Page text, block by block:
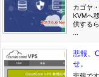
カゴヤ
KVMへ
供する
悲報、
せ。